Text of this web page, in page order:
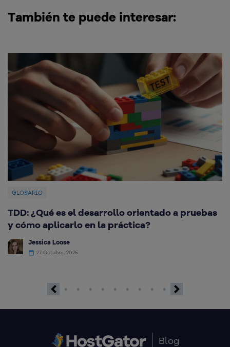
También te puede interesar:
GLOSARIO
TDD: ¿Qué es el desarrollo orientado a pruebas
y cómo aplicarlo en la práctica?
Jessica Loose
27 Octubre, 2025
Blog